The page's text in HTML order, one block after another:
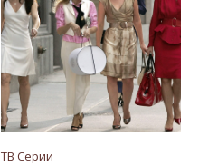
ТВ Серии